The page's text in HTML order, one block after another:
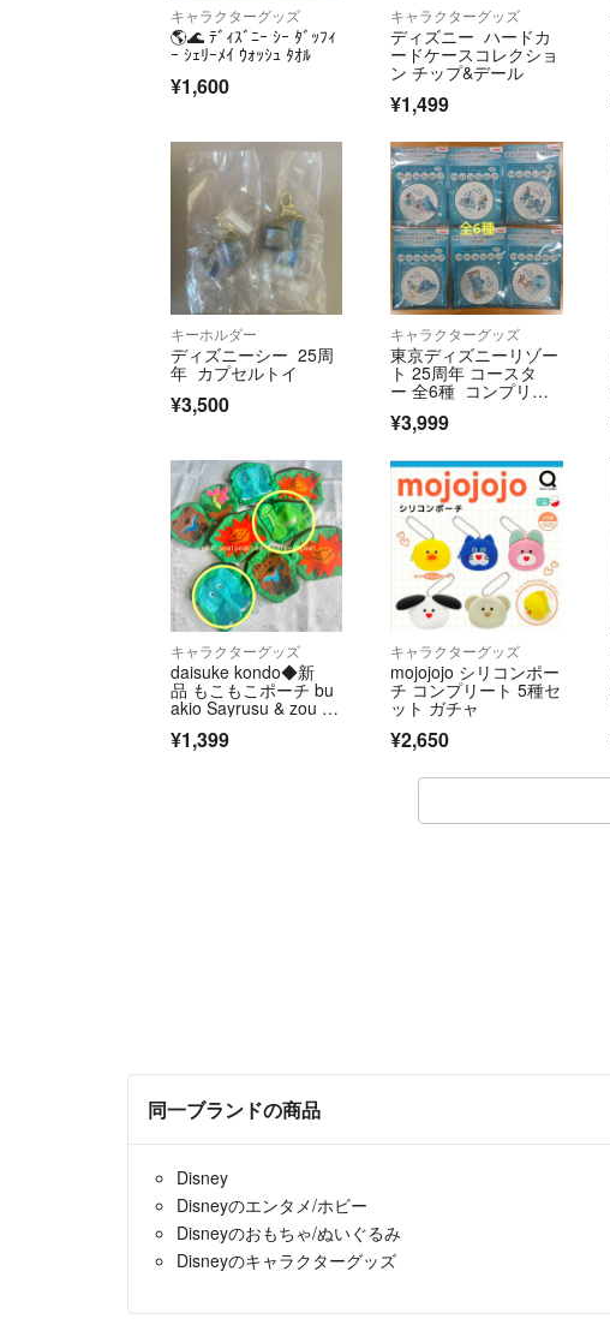
キャラクターグッズ
🌎️🌊 ﾃﾞｨｽﾞﾆｰ ｼｰ ﾀﾞｯﾌｨ
ｰ ｼｪﾘｰﾒｲ ｳｫｯｼｭ ﾀｵﾙ
¥1,600
キャラクターグッズ
ディズニー ハードカ
ードケースコレクショ
ン チップ&デール
¥1,499
キーホルダー
ディズニーシー 25周
年 カプセルトイ
¥3,500
キャラクターグッズ
東京ディズニーリゾー
ト 25周年 コースタ
ー 全6種 コンプリー
ト KIRIN
¥3,999
キャラクターグッズ
daisuke kondo◆新
品 もこもこポーチ bu
akio Sayrusu & zou ガ
¥1,399
キャラクターグッズ
mojojojo シリコンポー
チ コンプリート 5種セ
ット ガチャ
¥2,650
同一ブランドの商品
Disney
Disneyのエンタメ/ホビー
Disneyのおもちゃ/ぬいぐるみ
Disneyのキャラクターグッズ